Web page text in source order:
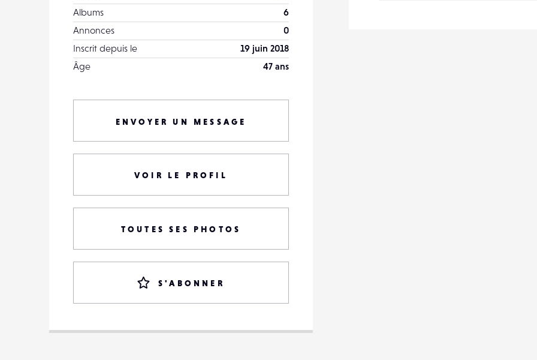
Albums
6
Annonces
0
Inscrit depuis le
19 juin 2018
Âge
47 ans
ENVOYER UN MESSAGE
VOIR LE PROFIL
TOUTES SES PHOTOS
S'ABONNER